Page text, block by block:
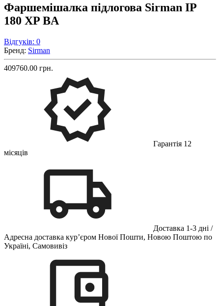
Фаршемішалка підлогова Sirman IP
180 XP BA
Відгуків: 0
Бренд: Sirman
409760.00 грн.
Гарантія 12
місяців
Доставка 1-3 дні /
Адресна доставка кур’єром Нової Пошти, Новою Поштою по
Україні, Самовивіз